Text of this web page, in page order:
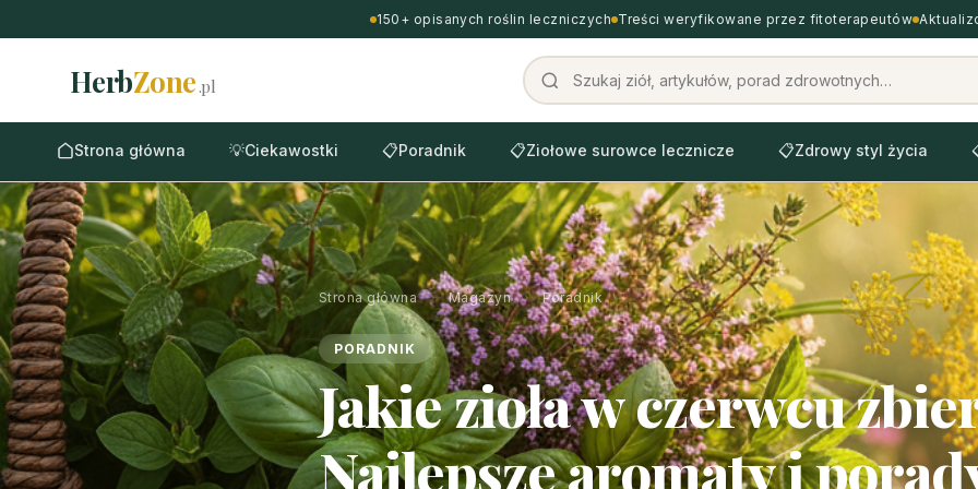
150+ opisanych roślin leczniczych Treści weryfikowane przez fitoterapeutów
HerbZone.pl
Strona główna 💡Ciekawostki 📋Poradnik 📋Ziołowe surowce lecznicze 📋Zdrowy styl życia
Strona główna › Magazyn › Poradnik
PORADNIK
Jakie zioła w czerwcu
Najlepsze aromaty i